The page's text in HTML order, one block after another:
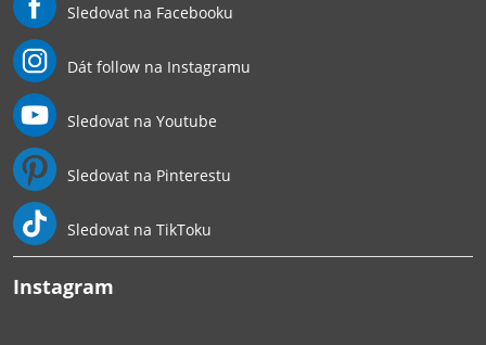
Sledovat na Facebooku
Dát follow na Instagramu
Sledovat na Youtube
Sledovat na Pinterestu
Sledovat na TikToku
Instagram